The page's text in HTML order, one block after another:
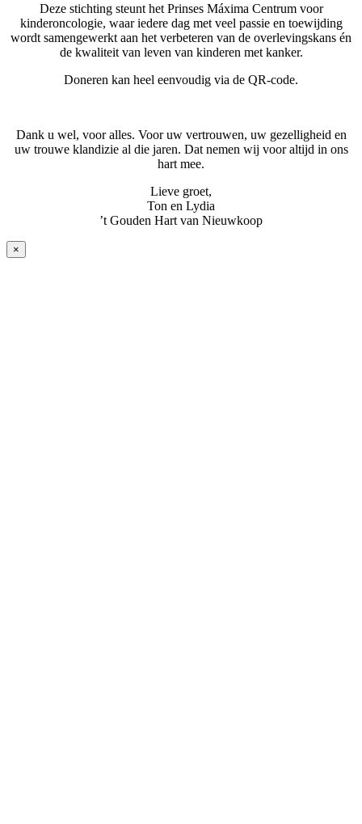
Deze stichting steunt het Prinses Máxima Centrum voor
kinderoncologie, waar iedere dag met veel passie en toewijding
wordt samengewerkt aan het verbeteren van de overlevingskans én
de kwaliteit van leven van kinderen met kanker.
Doneren kan heel eenvoudig via de QR-code.
Dank u wel, voor alles. Voor uw vertrouwen, uw gezelligheid en
uw trouwe klandizie al die jaren. Dat nemen wij voor altijd in ons
hart mee.
Lieve groet,
Ton en Lydia
’t Gouden Hart van Nieuwkoop
×